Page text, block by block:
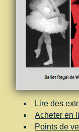
Lire des
Acheter en
Points de